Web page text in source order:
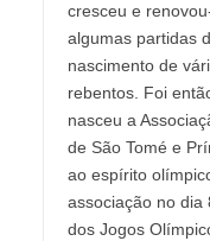
cresceu e
algumas partidas
nascimento de
rebentos. Foi
nasceu a
de São Tomé e
ao espírito
associação no dia
dos Jogos